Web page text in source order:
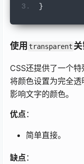
}
使用 transparent
CSS还提供了一个
将颜色设置为完全透
影响文字的颜色。
优点 ：
简单直接。
缺点 ：